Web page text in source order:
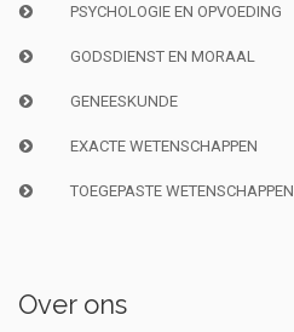
PSYCHOLOGIE EN OPVOEDING
GODSDIENST EN MORAAL
GENEESKUNDE
EXACTE WETENSCHAPPEN
TOEGEPASTE WETENSCHAPPEN
Over ons